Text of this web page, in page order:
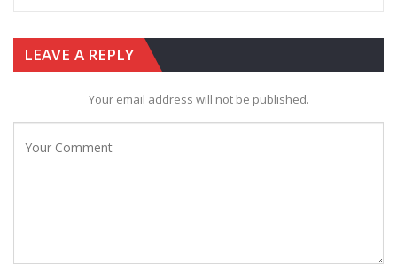
LEAVE A REPLY
Your email address will not be published.